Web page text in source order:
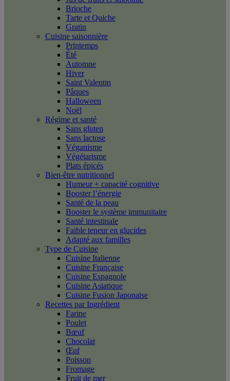
Brioche
Tarte et Quiche
Gratin
Cuisine saisonnière
Printemps
Été
Automne
Hiver
Saint Valentin
Pâques
Halloween
Noël
Régime et santé
Sans gluten
Sans lactose
Véganisme
Végétarisme
Plats épicés
Bien-être nutritionnel
Humeur + capacité cognitive
Booster l’énergie
Santé de la peau
Booster le système immunitaire
Santé intestinale
Faible teneur en glucides
Adapté aux familles
Type de Cuisine
Cuisine Italienne
Cuisine Française
Cuisine Espagnole
Cuisine Asiatique
Cuisine Fusion Japonaise
Recettes par Ingrédient
Farine
Poulet
Bœuf
Chocolat
Œuf
Poisson
Fromage
Fruit de mer